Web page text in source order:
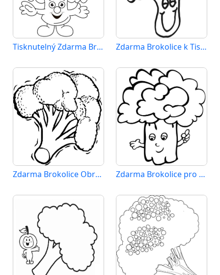
Tisknutelný Zdarma Brokolice Zdarma Brokolice k Tisku pro Děti
Zdarma Brokolice Obrázek Zdarma Brokolice pro Malé Děti